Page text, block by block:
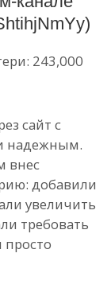
243,000
сайт с
надежным.
внес
добавили
увеличить
требовать